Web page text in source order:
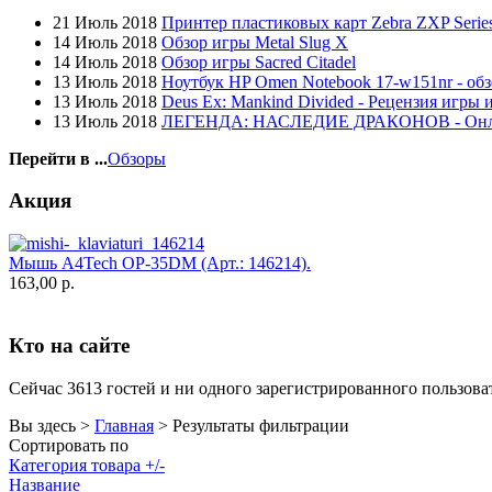
Goclever
Golden field(3)
Grand
Gresso(2)
Hacker
Hp (16)
Htc
Huawei
Impression
Intel
Kme
Logicpower
Majesty
Maxxtro(4)
Microsoft(21)
Modecom(2)
Motorola
21 Июль 2018 Принтер пластиковых карт Zebra ZXP
14 Июль 2018 Обзор игры Metal Slug X
14 Июль 2018 Обзор игры Sacred Citadel
13 Июль 2018 Ноутбук HP Omen Notebook 17-w151nr -
13 Июль 2018 Deus Ex: Mankind Divided - Рецензия игры
13 Июль 2018 ЛЕГЕНДА: НАСЛЕДИЕ ДРАКОНОВ -
Перейти в ...Обзоры
Акция
Мышь A4Tech OP-35DM (Арт.: 146214).
163,00 р.
Кто на сайте
Сейчас 3613 гостей и ни одного зарегистрированного
Вы здесь > Главная > Результаты фильтрации
Сортировать по
Категория товара +/-
Название